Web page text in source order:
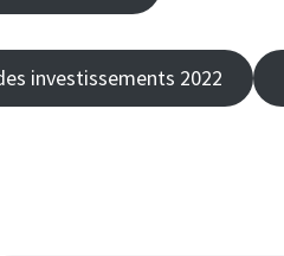
investissements 2022